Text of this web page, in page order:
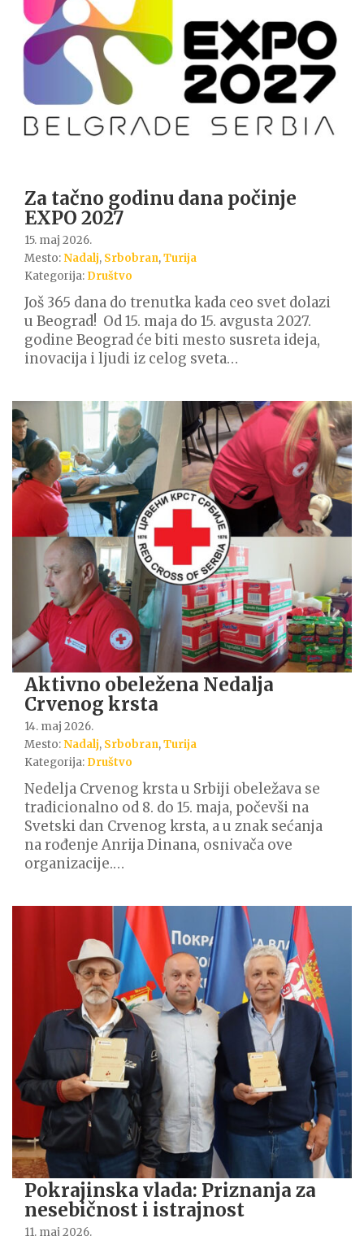
Za tačno godinu dana počinje
EXPO 2027
15. maj 2026.
Mesto:Nadalj, Srbobran,Turija
Kategorija: Društvo
Još 365 dana do trenutka kada ceo svet dolazi
u Beograd! Od 15. maja do 15. avgusta 2027.
godine Beograd će biti mesto susreta ideja,
inovacija i ljudi iz celog sveta…
Aktivno obeležena Nedalja
Crvenog krsta
14. maj 2026.
Mesto:Nadalj, Srbobran,Turija
Kategorija: Društvo
Nedelja Crvenog krsta u Srbiji obeležava se
tradicionalno od 8. do 15. maja, počevši na
Svetski dan Crvenog krsta, a u znak sećanja
na rođenje Anrija Dinana, osnivača ove
organizacije.…
Pokrajinska vlada: Priznanja za
nesebičnost i istrajnost
11. maj 2026.